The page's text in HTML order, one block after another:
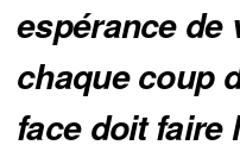
espérance de
chaque coup
face doit faire